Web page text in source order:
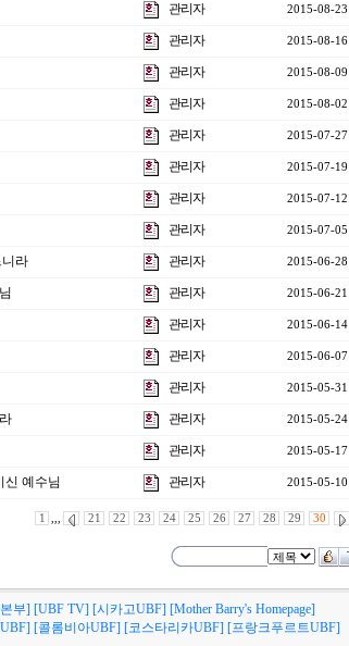
관리자 2015-08-23
관리자 2015-08-16
관리자 2015-08-09
관리자 2015-08-02
관리자 2015-07-27
관리자 2015-07-19
관리자 2015-07-12
관리자 2015-07-05
니라 관리자 2015-06-28
관리자 2015-06-21
관리자 2015-06-14
관리자 2015-06-07
관리자 2015-05-31
관리자 2015-05-24
관리자 2015-05-17
신 예수님 관리자 2015-05-10
1 ,,, 21 22 23 24 25 26 27 28 29 30
부] [UBF TV] [시카고UBF] [Mother Barry's Homepage]
[콜롬비아UBF] [코스타리카UBF] [프랑크푸르트UBF]